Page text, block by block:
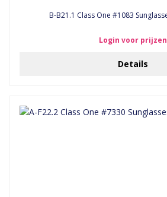
B-B21.1 Class One #1083
Login voor prijzen
Details